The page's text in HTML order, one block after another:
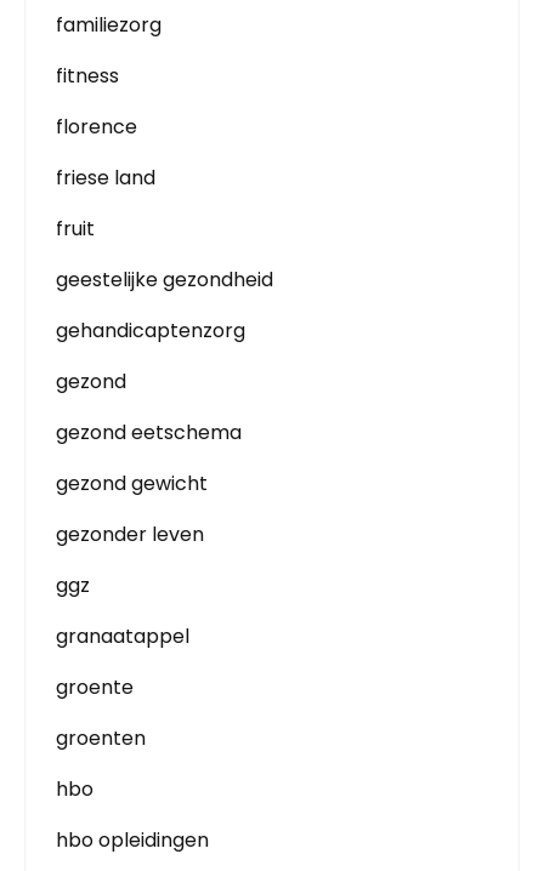
familiezorg
fitness
florence
friese land
fruit
geestelijke gezondheid
gehandicaptenzorg
gezond
gezond eetschema
gezond gewicht
gezonder leven
ggz
granaatappel
groente
groenten
hbo
hbo opleidingen